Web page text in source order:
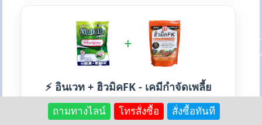
+
⚡ อินเวท + ฮิวมิคFK - เคมีกำจัดเพลี้ย
แรงแล้ว
ถามทางไลน์ โทรสั่งซื้อ สั่งซื้อทันที